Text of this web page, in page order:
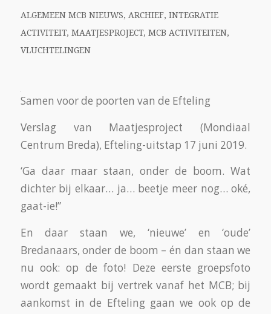
Mustafa en Ahmad – twee vaders -, hun
dochters, Sidra, Manar, Hala, Djenna, Rama,
Maram, Jasmina, en ik (Anton) laten ons rustig
water staat stil.
Maar dan daarna het vlot! Dat slingert en
danst driftig op en neer, tolt in het woeste
wordt drijfnat; maar hij of zij wist dat dit kon
gebeuren en de natte ‘pechvogel’ moet ermee
lachen.
Samen uit, samen thuis. Alleen, binnen de
Efteling moeten we soms wel even apart. Ook
onze kleine groep wordt af en toe gesplitst.
Niet iedereen mag namelijk in elke attractie.
De ‘Baron 1898’ stelt een mijntoren en